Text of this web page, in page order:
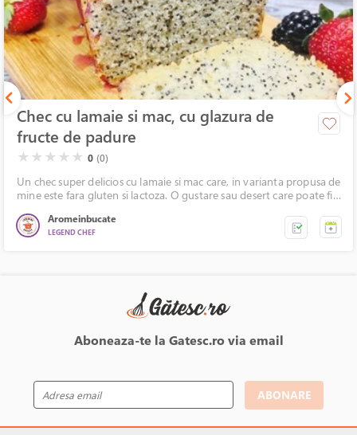
Chec cu lamaie si mac, cu glazura de
fructe de padure
( )
★ ( )
★ ( )
★ ( )
★ ( )
★ 0 (0)
Un chec super delicios cu lamaie si mac care, in varianta propusa de
mine este fara gluten si lactoza. O gustare sau desert care poate fi
Aromeinbucate
LEGEND CHEF
Aboneaza-te la Gatesc.ro via email
ABONARE